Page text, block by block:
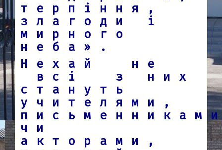
терпіння,
злагоди і
мирного
неба».
Нехай не
всі з них
стануть
учителями,
чи
акторами,